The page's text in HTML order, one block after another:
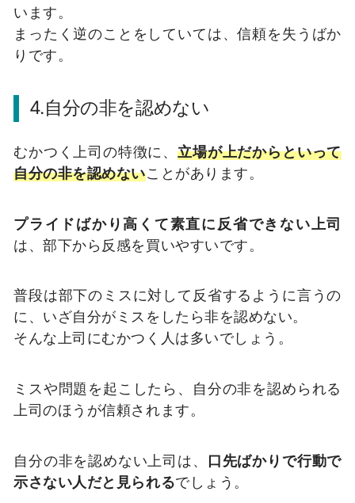
います。
まったく逆のことをしていては、信頼を失うばか
りです。
4.自分の非を認めない
むかつく上司の特徴に、立場が上だからといって
自分の非を認めないことがあります。
プライドばかり高くて素直に反省できない上司
は、部下から反感を買いやすいです。
普段は部下のミスに対して反省するように言うの
に、いざ自分がミスをしたら非を認めない。
そんな上司にむかつく人は多いでしょう。
ミスや問題を起こしたら、自分の非を認められる
上司のほうが信頼されます。
自分の非を認めない上司は、
口先ばかりで行動で
示さない人だと見られるでしょう。